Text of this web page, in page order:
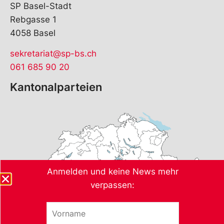
SP Basel-Stadt
Rebgasse 1
4058 Basel
sekretariat@sp-bs.ch
061 685 90 20
Kantonalparteien
Anmelden und keine News mehr
verpassen: